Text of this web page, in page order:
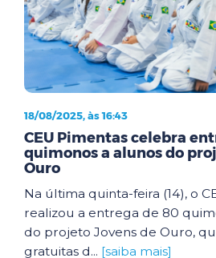
18/08/2025, às 16:43
CEU Pimentas celebra
quimonos a alunos do
Ouro
Na última quinta-feira (14), o
realizou a entrega de 80
do projeto Jovens de Ouro,
gratuitas d... [saiba mais]